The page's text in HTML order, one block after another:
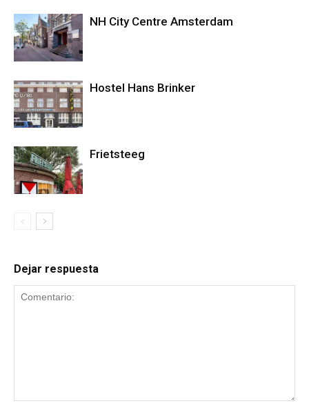
NH City Centre Amsterdam
Hostel Hans Brinker
Frietsteeg
Dejar respuesta